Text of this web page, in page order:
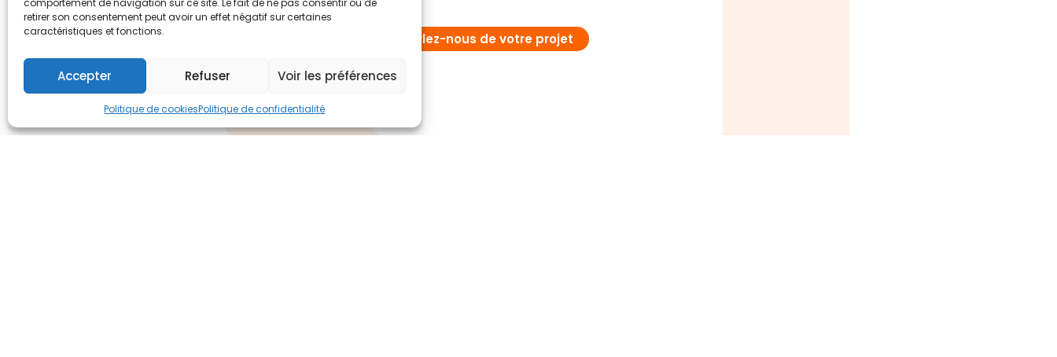
comportement de navigation sur ce site. Le fait de ne pas consentir ou de
retirer son consentement peut avoir un effet négatif sur certaines
caractéristiques et fonctions.
Accepter Refuser Voir les préférences
Politique de cookiesPolitique de confidentialité
Parlez-nous de votre projet